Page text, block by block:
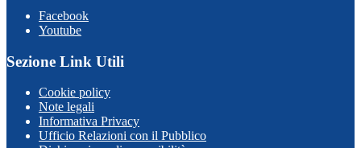
Facebook
Youtube
Sezione Link Utili
Cookie policy
Note legali
Informativa Privacy
Ufficio Relazioni con il Pubblico